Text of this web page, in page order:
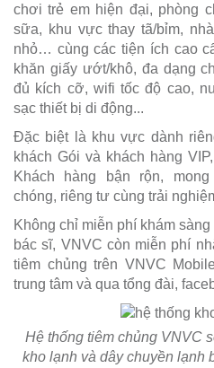
chơi trẻ em hiện đại, phòng
sữa, khu vực thay tã/bỉm,
nhỏ… cùng các tiện ích cao
khăn giấy ướt/khô, đa dạng
đủ kích cỡ, wifi tốc độ cao,
sạc thiết bị di động...
Đặc biệt là khu vực dành
khách Gói và khách hàng
Khách hàng bận rộn,
chóng, riêng tư cùng trải
Không chỉ miễn phí khám
bác sĩ, VNVC còn miễn phí
tiêm chủng trên VNVC
trung tâm và qua tổng đài,
Hệ thống tiêm chủng VNVC
kho lạnh và dây chuyền lạnh